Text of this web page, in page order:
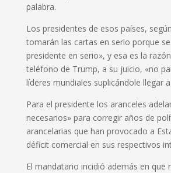
palabra.
Los presidentes de esos países,
tomarán las cartas en serio porque
presidente en serio», y esa es la
teléfono de Trump, a su juicio, «no
líderes mundiales suplicándole llegar
Para el presidente los aranceles
necesarios» para corregir años de
arancelarias que han provocado a
déficit comercial en sus respectivos
El mandatario incidió además en que